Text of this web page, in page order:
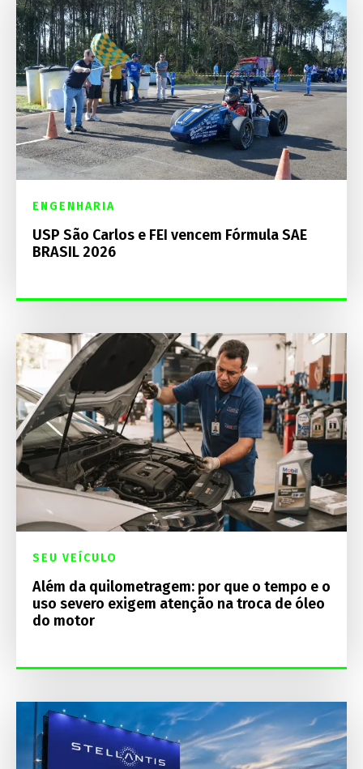
ENGENHARIA
USP São Carlos e FEI vencem Fórmula SAE
BRASIL 2026
SEU VEÍCULO
Além da quilometragem: por que o tempo e o
uso severo exigem atenção na troca de óleo
do motor